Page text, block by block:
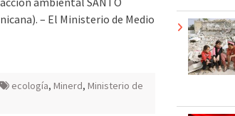
– El Ministerio de Medio
ecología, Minerd, Ministerio de